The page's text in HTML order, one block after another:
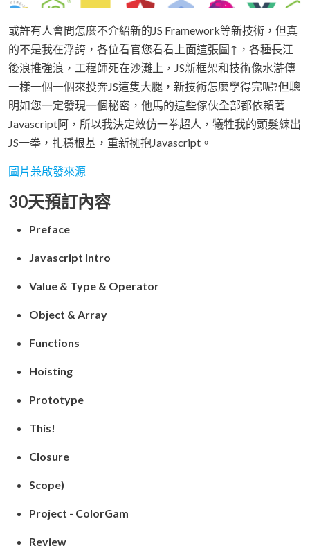
或許有人會問怎麼不介紹新的JS Framework等新技術，但真
的不是我在浮誇，各位看官您看看上面這張圖↑，各種長江
後浪推強浪，工程師死在沙灘上，JS新框架和技術像水滸傳
一樣一個一個來投奔JS這隻大腿，新技術怎麼學得完呢?但聰
明如您一定發現一個秘密，他馬的這些傢伙全部都依賴著
Javascript阿，所以我決定效仿一拳超人，犧牲我的頭髮練出
JS一拳，扎穩根基，重新擁抱Javascript。
圖片兼啟發來源
30天預訂內容
Preface
Javascript Intro
Value & Type & Operator
Object & Array
Functions
Hoisting
Prototype
This!
Closure
Scope)
Project - ColorGam
Review